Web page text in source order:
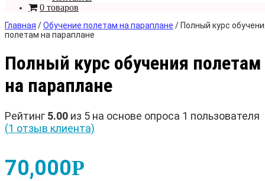
0 товаров
Главная /Обучение полетам на параплане / Полный курс
полетам на параплане
Полный курс обучения полетам
на параплане
Рейтинг 5.00 из 5 на основе опроса 1 пользователя
(1 отзыв клиента)
70,000Р